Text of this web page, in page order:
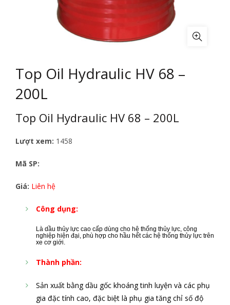
Top Oil Hydraulic HV 68 –
200L
Top Oil Hydraulic HV 68 – 200L
Lượt xem: 1458
Mã SP:
Giá: Liên hệ
Công dụng:
Là dầu thủy lực cao cấp dùng cho hệ thống thủy lực, công
nghiệp hiện đại, phù hợp cho hầu hết các hệ thống thủy lực trên
xe cơ giới.
Thành phần:
Sản xuất bằng dầu gốc khoáng tinh luyện và các phụ
gia đặc tính cao, đặc biệt là phụ gia tăng chỉ số độ